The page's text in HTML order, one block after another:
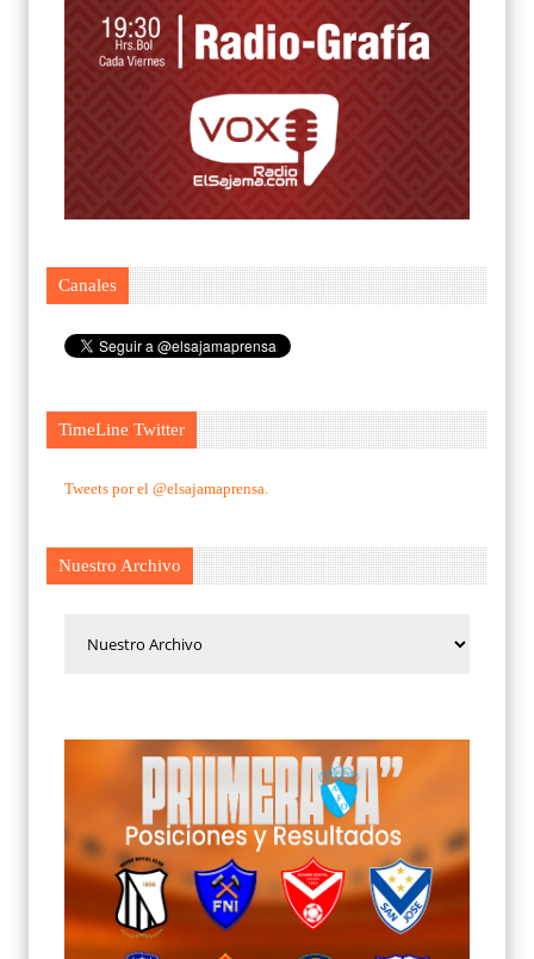
Canales
TimeLine Twitter
Tweets por el @elsajamaprensa.
Nuestro Archivo